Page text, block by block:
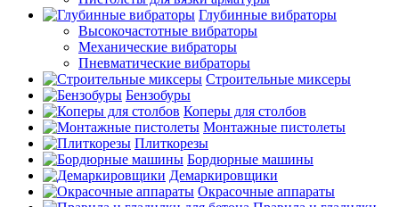
Глубинные вибраторы
Высокочастотные вибраторы
Механические вибраторы
Пневматические вибраторы
Строительные миксеры
Бензобуры
Коперы для столбов
Монтажные пистолеты
Плиткорезы
Бордюрные машины
Демаркировщики
Окрасочные аппараты